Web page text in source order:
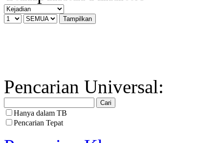
Pencarian Universal:
Hanya dalam TB
Pencarian Tepat